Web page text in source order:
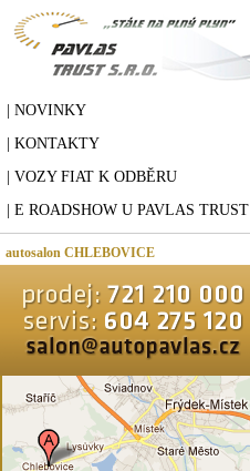
| NOVINKY
| KONTAKTY
| VOZY FIAT K ODBĚRU
| E ROADSHOW U PAVLAS TRUST
autosalon CHLEBOVICE